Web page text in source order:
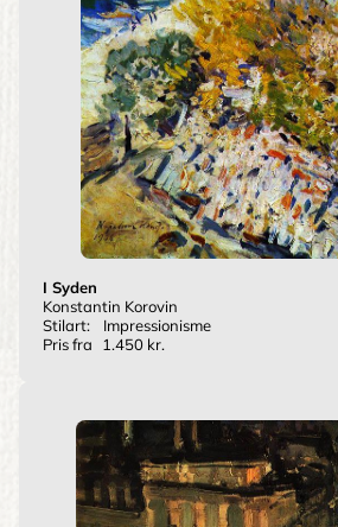
I Syden
Konstantin Korovin
Stilart:
Impressionisme
Pris fra
1.450 kr.